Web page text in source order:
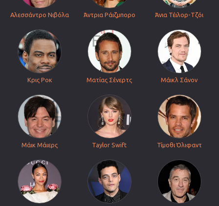
Αλεσσάντρο Νιβόλα Άντρια Ράιζμπορο Άνια Τέιλορ-Τζόι
Κρις Ροκ Ματίας Σένερτς Μάικλ Σάνον
Μάικ Μάιερς Taylor Swift Τίμοθι Όλιφαντ